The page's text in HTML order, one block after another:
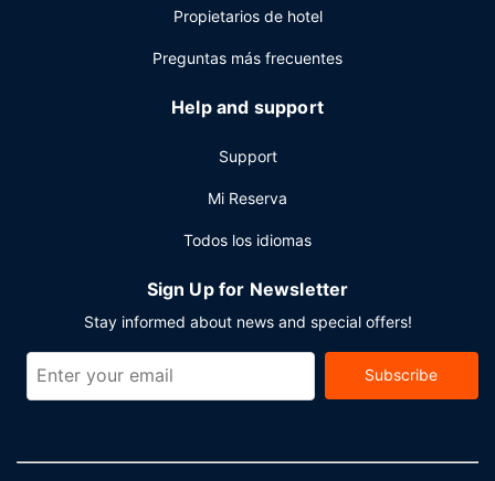
Propietarios de hotel
Preguntas más frecuentes
Help and support
Support
Mi Reserva
Todos los idiomas
Sign Up for Newsletter
Stay informed about news and special offers!
Subscribe